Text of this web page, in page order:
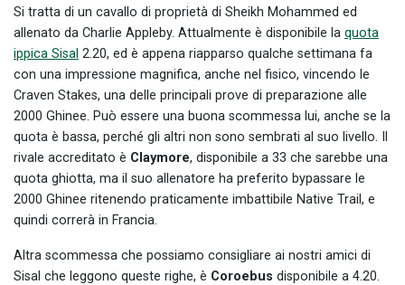
Si tratta di un cavallo di proprietà di Sheikh Mohammed ed
allenato da Charlie Appleby. Attualmente è disponibile la quota
ippica Sisal 2.20, ed è appena riapparso qualche settimana fa
con una impressione magnifica, anche nel fisico, vincendo le
Craven Stakes, una delle principali prove di preparazione alle
2000 Ghinee. Può essere una buona scommessa lui, anche se la
quota è bassa, perché gli altri non sono sembrati al suo livello. Il
rivale accreditato è Claymore, disponibile a 33 che sarebbe una
quota ghiotta, ma il suo allenatore ha preferito bypassare le
2000 Ghinee ritenendo praticamente imbattibile Native Trail, e
quindi correrà in Francia.
Altra scommessa che possiamo consigliare ai nostri amici di
Sisal che leggono queste righe, è Coroebus disponibile a 4.20.